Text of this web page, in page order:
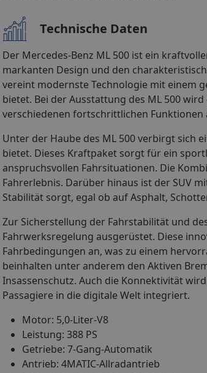
Technische Daten
Der Mercedes-Benz ML 500 ist ein
markanten Design und den
vereint modernste Technologie mit einem
bietet. Bei der Ausstattung des ML 500
verschiedenen fortschrittlichen Funktionen
Unter der Haube des ML 500 verbirgt sich
bietet. Dieses Kraftpaket sorgt für ein
anspruchsvollen Fahrsituationen. Die
Fahrerlebnis. Darüber hinaus ist der SUV
Stabilität sorgt, egal ob auf Asphalt,
Zur Sicherstellung der Fahrstabilität und
Fahrwerksregelung ausgerüstet. Diese
Fahrbedingungen an, was zu einem
beinhalten unter anderem den Aktiven
Insassenschutz. Auch die Konnektivität
Passagiere in die digitale Welt integriert.
Motor: 5,0-Liter-V8
Leistung: 388 PS
Getriebe: 7-Gang-Automatik
Antrieb: 4MATIC-Allradantrieb